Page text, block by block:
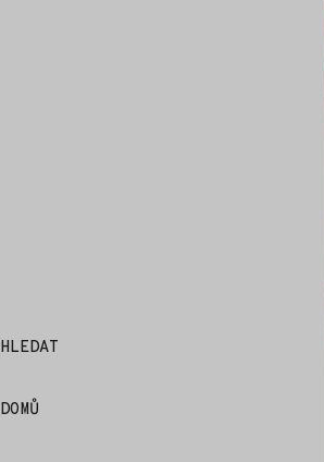
HLEDAT
DOMŮ